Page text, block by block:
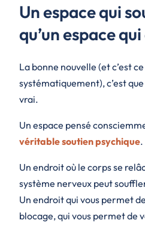
Un espace qui
qu’un espace
La bonne nouvelle (et c’est
systématiquement), c’est
vrai.
Un espace pensé
véritable soutien psychique.
Un endroit où le corps se
système nerveux peut
Un endroit qui vous permet
blocage, qui vous permet de